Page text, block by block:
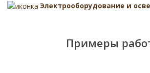
Электрооборудование и
Примеры